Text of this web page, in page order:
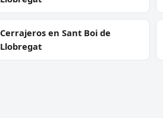
Cerrajeros en Sant Boi de
Llobregat